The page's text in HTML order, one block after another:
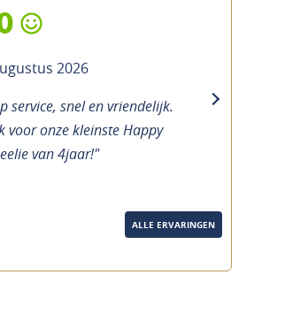
2026
service, snel en vriendelijk.
voor onze kleinste Happy
van 4jaar!"
next
ALLE ERVARINGEN